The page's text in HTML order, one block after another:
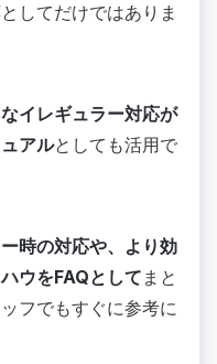
してだけではありま
イレギュラー対応が
アルとしても活用で
時の対応や、より効
ウをFAQとして まと
フでもすぐに参考に